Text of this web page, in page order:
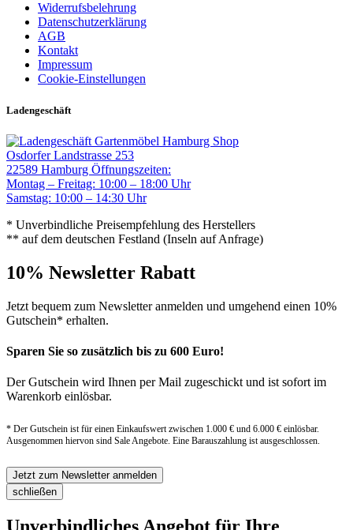
Widerrufsbelehrung
Datenschutzerklärung
AGB
Kontakt
Impressum
Cookie-Einstellungen
Ladengeschäft
Gartenmöbel Hamburg Shop
Osdorfer Landstrasse 253
22589 Hamburg Öffnungszeiten:
Montag – Freitag: 10:00 – 18:00 Uhr
Samstag: 10:00 – 14:30 Uhr
* Unverbindliche Preisempfehlung des Herstellers
** auf dem deutschen Festland (Inseln auf Anfrage)
10% Newsletter Rabatt
Jetzt bequem zum Newsletter anmelden und umgehend einen 10%
Gutschein* erhalten.
Sparen Sie so zusätzlich bis zu 600 Euro!
Der Gutschein wird Ihnen per Mail zugeschickt und ist sofort im
Warenkorb einlösbar.
* Der Gutschein ist für einen Einkaufswert zwischen 1.000 € und 6.000 € einlösbar.
Ausgenommen hiervon sind Sale Angebote. Eine Barauszahlung ist ausgeschlossen.
Jetzt zum Newsletter anmelden
schließen